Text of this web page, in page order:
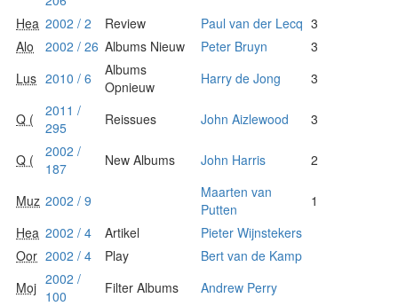
Hea 2002 / 2 Review Paul van der Lecq 3
Alo
2002 / 26 Albums Nieuw Peter Bruyn
3
Lus 2010 / 6
Albums
Opnieuw
Harry de Jong 3
Q (
2011 /
295
Reissues John Aizlewood 3
Q (
2002 /
187
New Albums John Harris 2
Muz 2002 / 9
Maarten van
Putten
1
Hea 2002 / 4 Artikel
Pieter Wijnstekers
Oor 2002 / 4 Play
Bert van de Kamp
Moj 2002 /
100
Filter Albums
Andrew Perry